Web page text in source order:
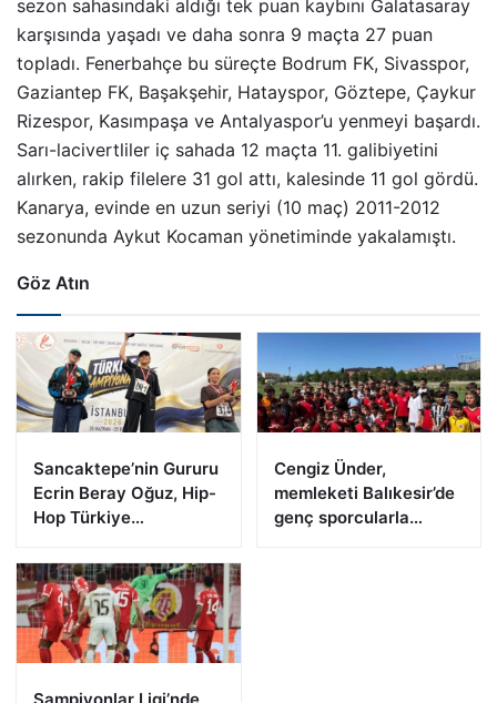
sezon sahasındaki aldığı tek puan kaybını Galatasaray
karşısında yaşadı ve daha sonra 9 maçta 27 puan
topladı. Fenerbahçe bu süreçte Bodrum FK, Sivasspor,
Gaziantep FK, Başakşehir, Hatayspor, Göztepe, Çaykur
Rizespor, Kasımpaşa ve Antalyaspor’u yenmeyi başardı.
Sarı-lacivertliler iç sahada 12 maçta 11. galibiyetini
alırken, rakip filelere 31 gol attı, kalesinde 11 gol gördü.
Kanarya, evinde en uzun seriyi (10 maç) 2011-2012
sezonunda Aykut Kocaman yönetiminde yakalamıştı.
Göz Atın
Sancaktepe’nin Gururu
Ecrin Beray Oğuz, Hip-
Hop Türkiye
Zirveye Çıktı
Cengiz Ünder,
memleketi Balıkesir’de
genç sporcularla